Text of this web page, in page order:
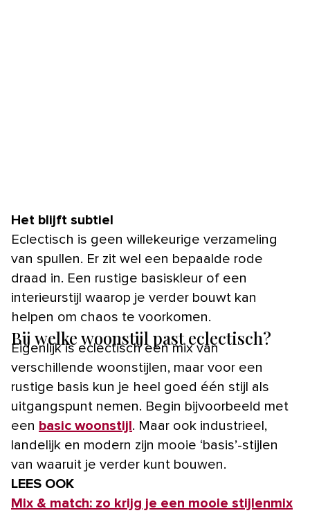
Het blijft subtiel
Eclectisch is geen willekeurige verzameling
van spullen. Er zit wel een bepaalde rode
draad in. Een rustige basiskleur of een
interieurstijl waarop je verder bouwt kan
helpen om chaos te voorkomen.
Bij welke woonstijl past eclectisch?
Eigenlijk is eclectisch een mix van
verschillende woonstijlen, maar voor een
rustige basis kun je heel goed één stijl als
uitgangspunt nemen. Begin bijvoorbeeld met
een basic woonstijl. Maar ook industrieel,
landelijk en modern zijn mooie ‘basis’-stijlen
van waaruit je verder kunt bouwen.
LEES OOK
Mix & match: zo krijg je een mooie stijlenmix